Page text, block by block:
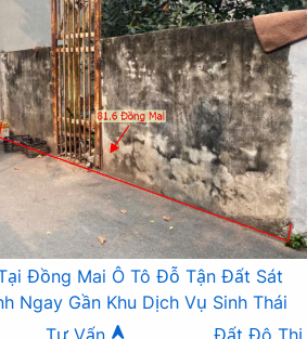
Đồng Mai Ô Tô Đỗ Tận Đất Sát
Ngay Gần Khu Dịch Vụ Sinh Thái
Tư Vấn
Đất Đô Thị